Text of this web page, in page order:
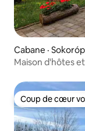
Cabane ·
Maison d'hôtes
Coup de cœur
Coup de cœur